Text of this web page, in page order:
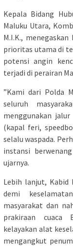
​Kepala Bidang
Maluku Utara,
M.I.K.,
prioritas utama di
potensi angin
terjadi di perairan
​”Kami dari Polda
seluruh
menggunakan
(kapal feri,
selalu waspada.
instansi
ujarnya.
​Lebih lanjut, Kabid
demi
masyarakat dan
prakiraan cuaca
kelayakan alat
mengangkut